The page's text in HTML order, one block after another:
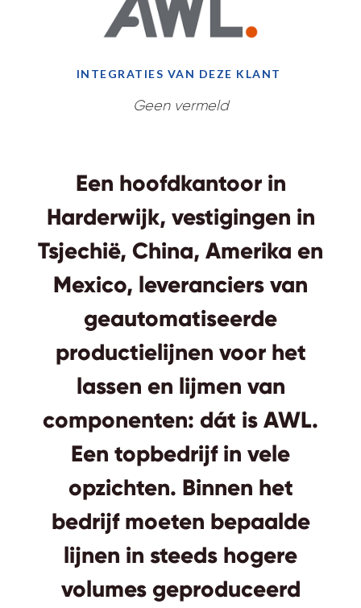
Een hoofdkantoor in
Harderwijk, vestigingen in
Tsjechië, China, Amerika en
Mexico, leveranciers van
geautomatiseerde
productielijnen voor het
lassen en lijmen van
componenten: dát is AWL.
Een topbedrijf in vele
opzichten. Binnen het
bedrijf moeten bepaalde
lijnen in steeds hogere
volumes geproduceerd
INTEGRATIES VAN DEZE KLANT
Geen vermeld